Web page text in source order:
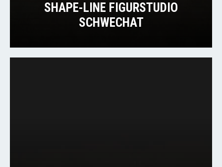
SHAPE-LINE FIGURSTUDIO
SCHWECHAT